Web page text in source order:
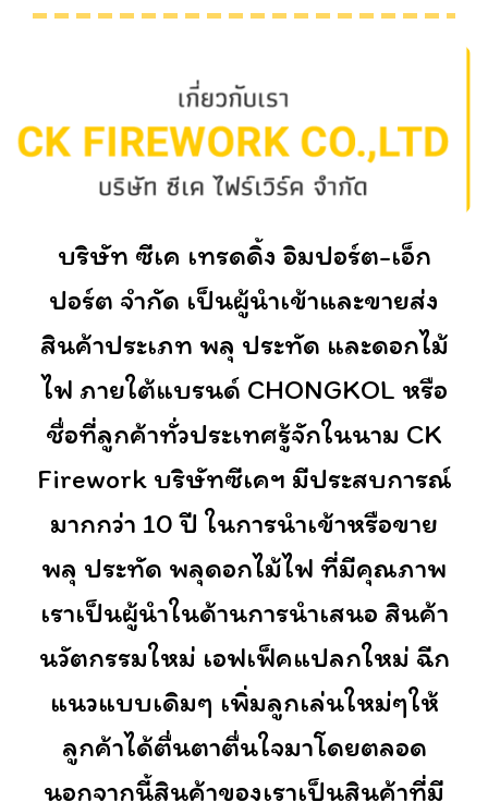
บริษัท ซีเค เทรดดิ้ง อิมปอร์ต-เอ็ก
ปอร์ต จำกัด เป็นผู้นำเข้าและขายส่ง
สินค้าประเภท พลุ ประทัด และดอกไม้
ไฟ ภายใต้แบรนด์ CHONGKOL หรือ
ชื่อที่ลูกค้าทั่วประเทศรู้จักในนาม CK
Firework บริษัทซีเคฯ มีประสบการณ์
มากกว่า 10 ปี ในการนำเข้าหรือขาย
พลุ ประทัด พลุดอกไม้ไฟ ที่มีคุณภาพ
เราเป็นผู้นำในด้านการนำเสนอ สินค้า
นวัตกรรมใหม่ เอฟเฟ็คแปลกใหม่ ฉีก
แนวแบบเดิมๆ เพิ่มลูกเล่นใหม่ๆให้
ลูกค้าได้ตื่นตาตื่นใจมาโดยตลอด
นอกจากนี้สินค้าของเราเป็นสินค้าที่มี